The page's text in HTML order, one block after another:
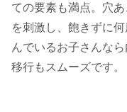
ての要素も満点。穴
を刺激し、飽きずに
んでいるお子さんな
移行もスムーズです。